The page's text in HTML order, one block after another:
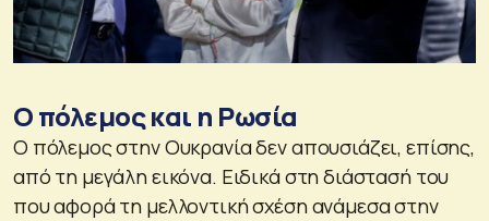
Ο πόλεμος και η Ρωσία
Ο πόλεμος στην Ουκρανία δεν απουσιάζει, επίσης,
από τη μεγάλη εικόνα. Ειδικά στη διάστασή του
που αφορά τη μελλοντική σχέση ανάμεσα στην